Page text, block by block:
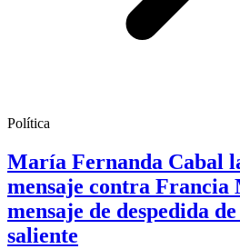
Política
María Fernanda Cabal
mensaje contra Francia
mensaje de despedida
saliente